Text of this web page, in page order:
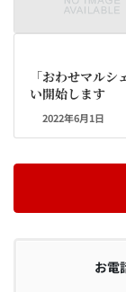
「おわせマル
い開始します
2022年6月1日
お電